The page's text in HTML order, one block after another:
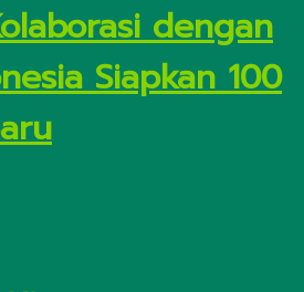
dengan
Siapkan 100